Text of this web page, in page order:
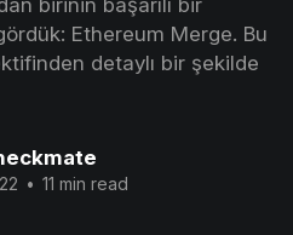
birinin başarılı bir
Ethereum Merge. Bu
detaylı bir şekilde
• 11 min read